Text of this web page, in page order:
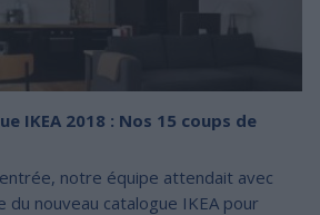
IKEA 2018 : Nos 15 coups de
notre équipe attendait avec
du nouveau catalogue IKEA pour